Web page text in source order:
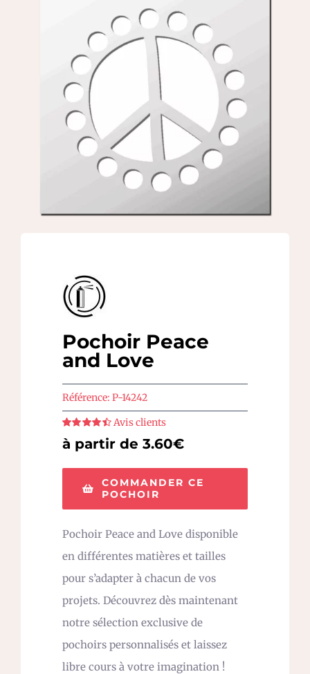
Pochoir Peace
and Love
Référence: P-14242
Note
sur
5
Avis clients
à partir de 3.60€
COMMANDER CE
POCHOIR
Pochoir Peace and Love disponible
en différentes matières et tailles
pour s’adapter à chacun de vos
projets. Découvrez dès maintenant
notre sélection exclusive de
pochoirs personnalisés et laissez
libre cours à votre imagination !